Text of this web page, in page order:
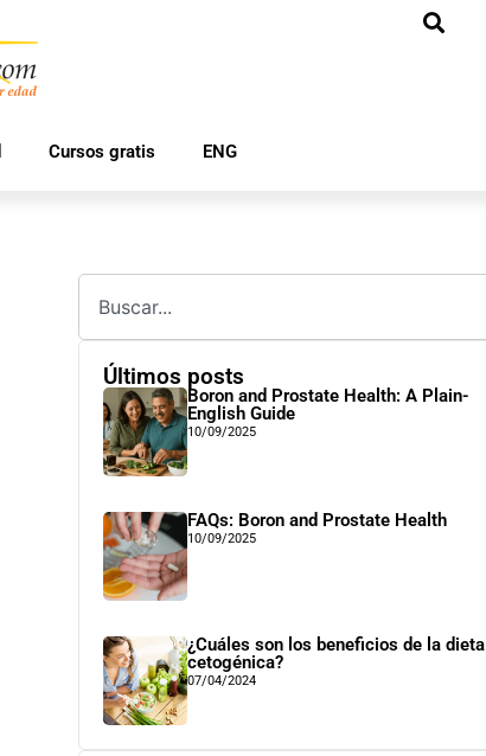
Cursos gratis ENG
Últimos posts
Boron and Prostate Health: A Plain-
English Guide
10/09/2025
FAQs: Boron and Prostate Health
10/09/2025
¿Cuáles son los beneficios de la dieta
cetogénica?
07/04/2024